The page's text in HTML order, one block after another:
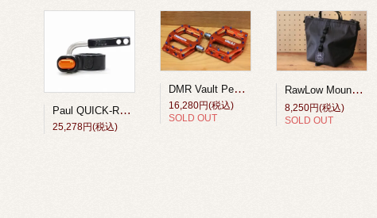
Paul QUICK-RELEASE SEAT COLLOR Black/Orange
25,278円(税込)
DMR Vault Pedal 9/16 Orange
16,280円(税込)
SOLD OUT
RawLow Mountain Works （ロウロウ マウンテンワークス）/タビチビトート X-Pac VX21【tabitibi tote X-Pac VX21】Black
8,250円(税込)
SOLD OUT